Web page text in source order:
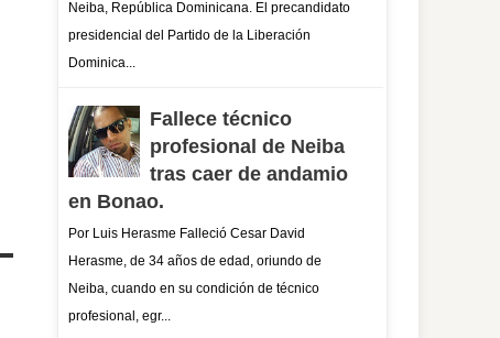
Neiba, República Dominicana. El precandidato
presidencial del Partido de la Liberación
Dominica...
Fallece técnico
profesional de Neiba
tras caer de andamio
en Bonao.
Por Luis Herasme Falleció Cesar David
Herasme, de 34 años de edad, oriundo de
Neiba, cuando en su condición de técnico
profesional, egr...